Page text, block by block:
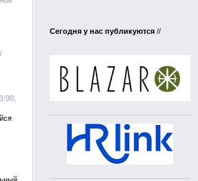
Сегодня у нас публикуются //